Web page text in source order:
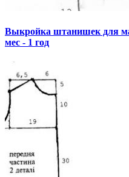
Выкройка штанишек для
мес - 1 год